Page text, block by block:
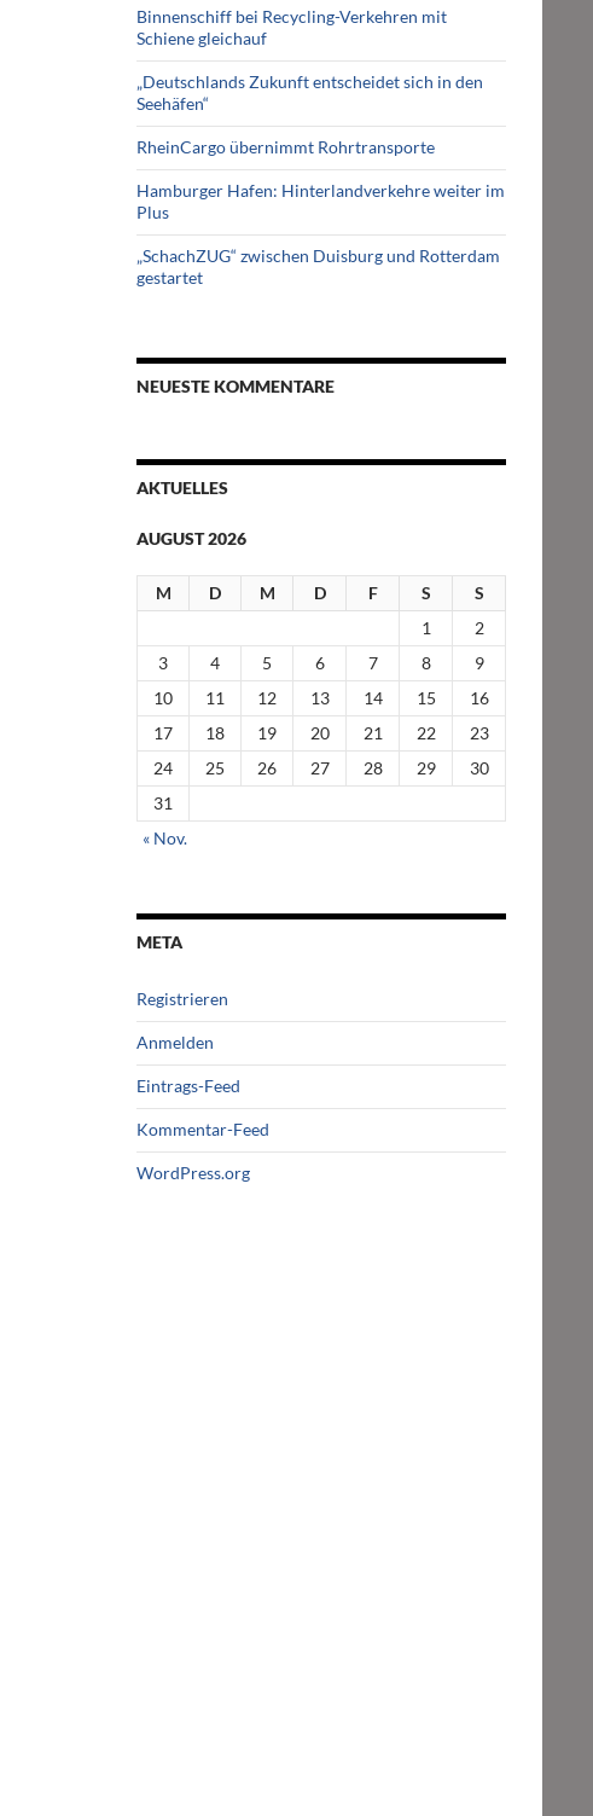
Binnenschiff bei Recycling-Verkehren mit
Schiene gleichauf
„Deutschlands Zukunft entscheidet sich in den
Seehäfen“
RheinCargo übernimmt Rohrtransporte
Hamburger Hafen: Hinterlandverkehre weiter im
Plus
„SchachZUG“ zwischen Duisburg und Rotterdam
gestartet
NEUESTE KOMMENTARE
AKTUELLES
AUGUST 2026
M D M D F S
S
1
2
3
4 5 6 7 8
9
10
11 12 13 14 15
16
17
18 19 20 21 22
23
24
25 26 27 28 29
30
31
« Nov.
META
Registrieren
Anmelden
Eintrags-Feed
Kommentar-Feed
WordPress.org